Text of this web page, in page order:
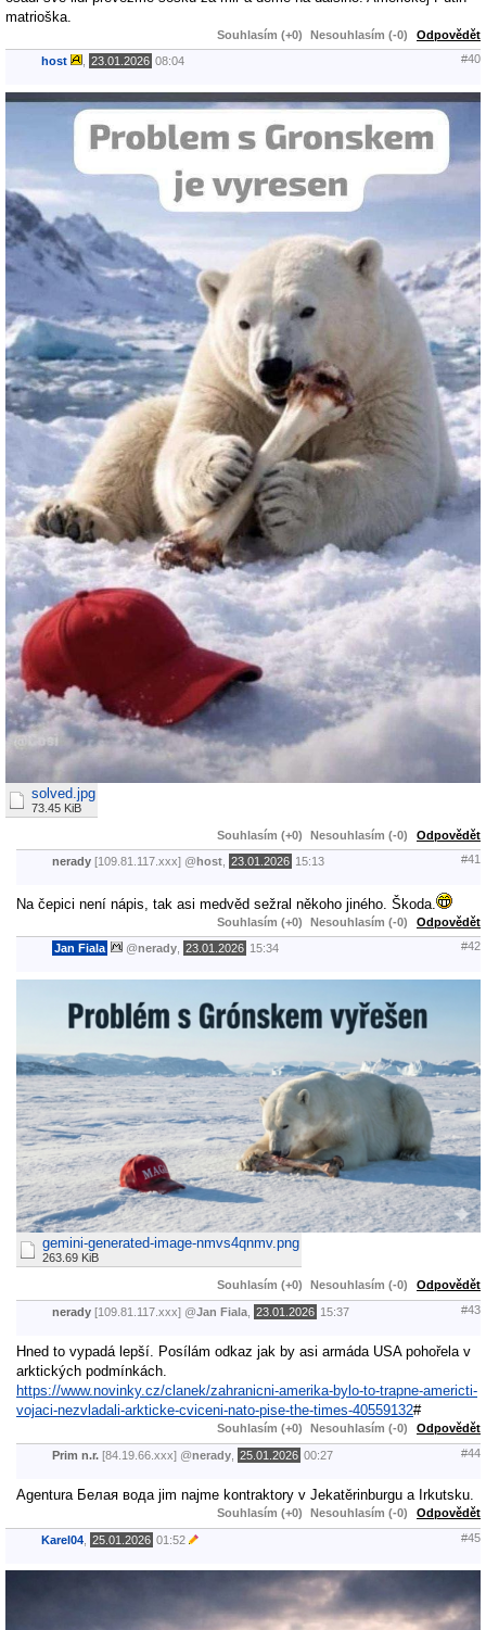
matrioška.
Souhlasím (+0) Nesouhlasím (-0) Odpovědět
host 23.01.2026 08:04 #40
solved.jpg
73.45 KiB
Souhlasím (+0) Nesouhlasím (-0) Odpovědět
nerady [109.81.117.xxx] @ host, 23.01.2026 15:13 #41
Na čepici není nápis, tak asi medvěd sežral někoho jiného. Škoda.
Souhlasím (+0) Nesouhlasím (-0) Odpovědět
Jan Fiala @nerady, 23.01.2026 15:34 #42
gemini-generated-image-nmvs4qnmv.png
263.69 KiB
Souhlasím (+0) Nesouhlasím (-0) Odpovědět
nerady [109.81.117.xxx] @Jan Fiala 23.01.2026 15:37 #43
Hned to vypadá lepší. Posílám odkaz jak by asi armáda USA pohořela v
arktických podmínkách.
https://www.novinky.cz/clanek/zahranicni-amerika-bylo-to-trapne-americti-
vojaci-nezvladali-arkticke-cviceni-nato-pise-the-times-40559132#
Souhlasím (+0) Nesouhlasím (-0) Odpovědět
Prim n.r. [84.19.66.xxx] @nerady 25.01.2026 00:27 #44
Agentura Белая вода jim najme kontraktory v Jekatěrinburgu a Irkutsku.
Souhlasím (+0) Nesouhlasím (-0) Odpovědět
Karel04 25.01.2026 01:52 #45